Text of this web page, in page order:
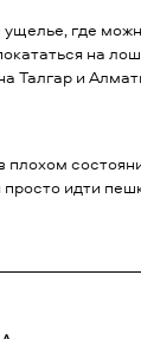
где
на
Талгар и
плохом
идти